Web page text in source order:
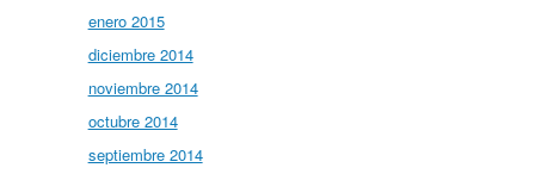
enero 2015
diciembre 2014
noviembre 2014
octubre 2014
septiembre 2014